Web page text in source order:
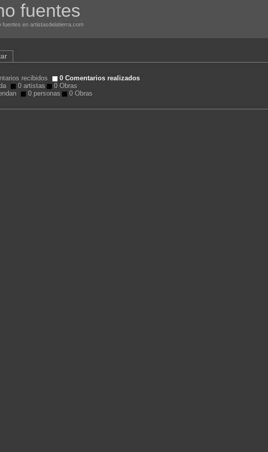
fuentes
fuentes en artistasdelatierra.com
recibidos
0 Comentarios realizados
0 artistas
0 Obras
0 personas 0 Obras